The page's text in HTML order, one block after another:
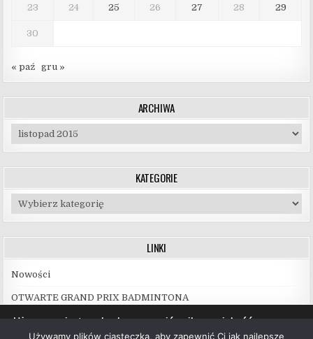
23 24 25 26 27 28 29
30
« paź gru »
ARCHIWA
Archiwa
KATEGORIE
Kategorie
LINKI
Nowości
OTWARTE GRAND PRIX BADMINTONA
Używamy ciasteczek, aby zapewnić najlepszą jakość
korzystania z naszej witryny.
Używamy plików ciasteczka, aby zapewnić Ci jak najlepsze